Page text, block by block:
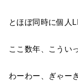
とほぼ同時に個人
ここ数年、こうい
わーわー、ぎゃー